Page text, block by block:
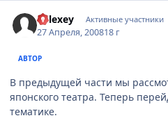
Relexey Активные участники
27 Апреля, 200818 г
АВТОР
В предыдущей части мы
японского театра. Теперь
тематике.